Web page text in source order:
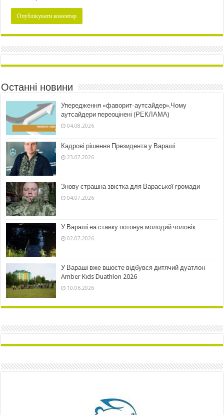
Останні новини
Упередження «фаворит-аутсайдер».Чому
аутсайдери переоцінені (РЕКЛАМА)
04.08.2026
Кадрові рішення Президента у Вараші
23.07.2026
Знову страшна звістка для Вараської громади
04.07.2026
У Вараші на ставку потонув молодий чоловік
02.07.2026
У Вараші вже вшосте відбувся дитячий дуатлон
Amber Kids Duathlon 2026
10.06.2026